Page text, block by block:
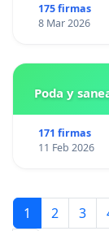
175 firmas
8 Mar 2026
Poda y
171 firmas
11 Feb 2026
1 2 3